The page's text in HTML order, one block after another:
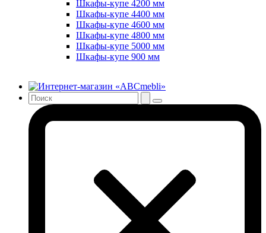
Шкафы-купе 4200 мм
Шкафы-купе 4400 мм
Шкафы-купе 4600 мм
Шкафы-купе 4800 мм
Шкафы-купе 5000 мм
Шкафы-купе 900 мм